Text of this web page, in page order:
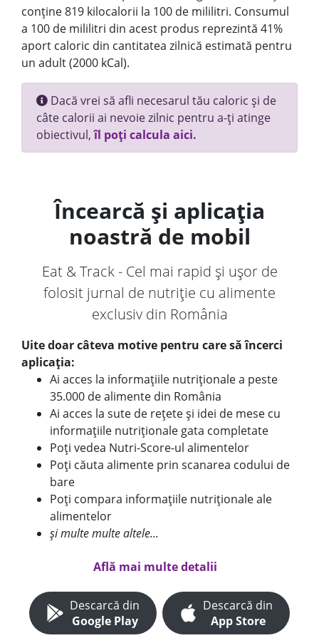
conține 819 kilocalorii la 100 de mililitri. Consumul
a 100 de mililitri din acest produs reprezintă 41%
aport caloric din cantitatea zilnică estimată pentru
un adult (2000 kCal).
Dacă vrei să afli necesarul tău caloric și de
câte calorii ai nevoie zilnic pentru a-ți atinge
obiectivul,îl poți calcula aici.
Încearcă și aplicația
noastră de mobil
Eat & Track - Cel mai rapid și ușor de
folosit jurnal de nutriție cu alimente
exclusiv din România
Uite doar câteva motive pentru care să încerci
aplicația:
Ai acces la informațiile nutriționale a peste
35.000 de alimente din România
Ai acces la sute de rețete și idei de mese cu
informațiile nutriționale gata completate
Poți vedea Nutri-Score-ul alimentelor
Poți căuta alimente prin scanarea codului de
bare
Poți compara informațiile nutriționale ale
alimentelor
și multe multe altele...
Află mai multe detalii
Descarcă din
Google Play
Descarcă din
App Store